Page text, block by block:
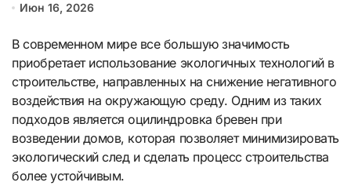
Июн 16, 2026
В современном мире все большую значимость
приобретает использование экологичных технологий в
строительстве, направленных на снижение негативного
воздействия на окружающую среду. Одним из таких
подходов является оцилиндровка бревен при
возведении домов, которая позволяет минимизировать
экологический след и сделать процесс строительства
более устойчивым.